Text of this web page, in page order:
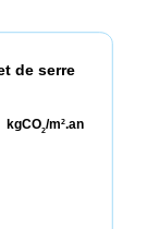
de serre
kgCO2/m2.an